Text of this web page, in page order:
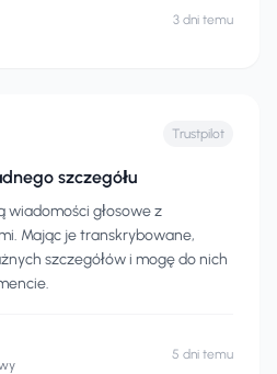
3 dni temu
Trustpilot
szczegółu
wiadomości głosowe z
Mając je transkrybowane,
szczegółów i mogę do nich
5 dni temu